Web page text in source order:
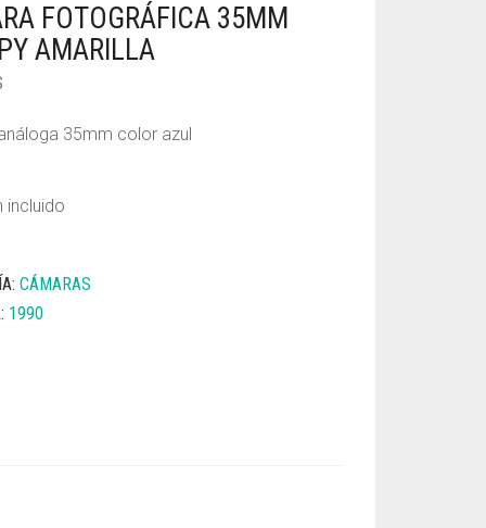
FOTOGRÁFICA 35MM
AMARILLA
35mm color azul
incluido
CÁMARAS
1990